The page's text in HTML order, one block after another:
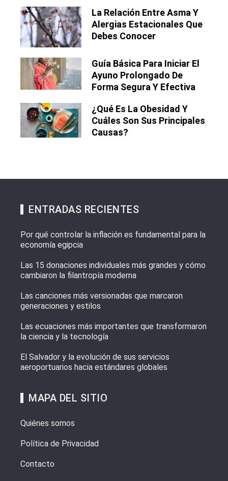
La Relación Entre Asma Y
Alergias Estacionales Que
Debes Conocer
Guía Básica Para Iniciar El
Ayuno Prolongado De
Forma Segura Y Efectiva
¿Qué Es La Obesidad Y
Cuáles Son Sus Principales
Causas?
ENTRADAS RECIENTES
Por qué controlar la inflación es fundamental para la
economía egipcia
Las 15 donaciones individuales más grandes y cómo
cambiaron la filantropía moderna
Las canciones más versionadas que marcaron
generaciones y estilos
Las ecuaciones más importantes que transformaron
la ciencia y la tecnología
El Salvador y la evolución de sus servicios
aeroportuarios hacia estándares globales
MAPA DEL SITIO
Quiénes somos
Política de Privacidad
Contacto